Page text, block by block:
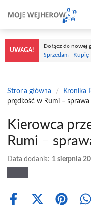
treści
UWAGA!
Dołącz do nowej
Sprzedam | Kupię
Strona główna / Kronika
prędkość w Rumi –
Kierowca
Rumi –
Data dodania: 1 sierpnia
Share
Share Share